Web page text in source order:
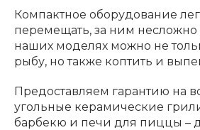
Компактное оборудование
перемещать, за ним несложно
наших моделях можно не
рыбу, но также коптить и
Предоставляем гарантию на
угольные керамические грили
барбекю и печи для пиццы –